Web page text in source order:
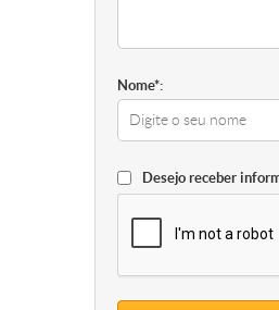
Nome*:
Desejo receber